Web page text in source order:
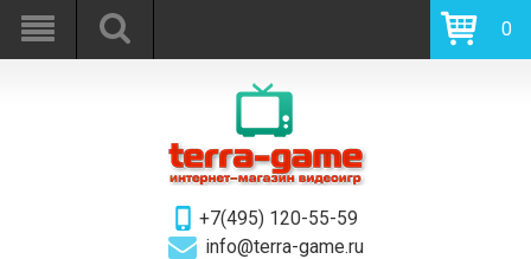
+7(495) 120-55-59
info@terra-game.ru
0